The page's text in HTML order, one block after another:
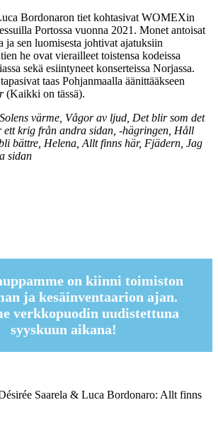
Bordonaron tiet kohtasivat WOMEXin
Portossa vuonna 2021. Monet antoisat
ja sen luomisesta johtivat ajatuksiin
he ovat vierailleet toistensa kodeissa
sekä esiintyneet konserteissa Norjassa.
taas Pohjanmaalla äänittääkseen
(Kaikki on tässä).
värme, Vågor av ljud, Det blir som det
ett krig från andra sidan, -hägringen, Håll
bättre, Helena, Allt finns här, Fjädern, Jag
sidan
on kiinni toimiston
ja kesäinventaarion ajan.
verkkopuodin uudistettuna
syyskuun aikana!
Saarela & Luca Bordonaro: Allt finns